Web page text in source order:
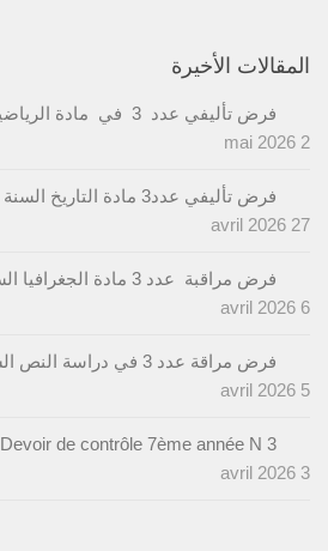
المقالات الأخيرة
فرض تأليفي عدد 3 في مادة الرياضيات السنة التاسعة
2 mai 2026
فرض تأليفي عدد3 مادة التاريخ السنة التاسعة
27 avril 2026
فرض مراقبة عدد 3 مادة الجغرافيا السنة الثامنة
6 avril 2026
فرض مراقة عدد 3 في دراسة النص السنة السابعة
5 avril 2026
Devoir de contrôle 7ème année N 3
3 avril 2026